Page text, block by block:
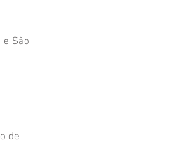
e São
de